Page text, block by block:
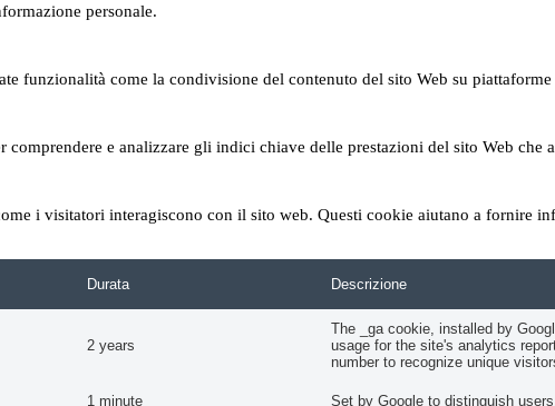
personale.
funzionalità come la condivisione del contenuto del sito Web su
e analizzare gli indici chiave delle prestazioni del sito Web che
i visitatori interagiscono con il sito web. Questi cookie aiutano a fornire
Durata Descrizione
2 years
The _ga cookie, installed by
usage for the site's analytics
number to recognize unique
1 minute Set by Google to distinguish users.